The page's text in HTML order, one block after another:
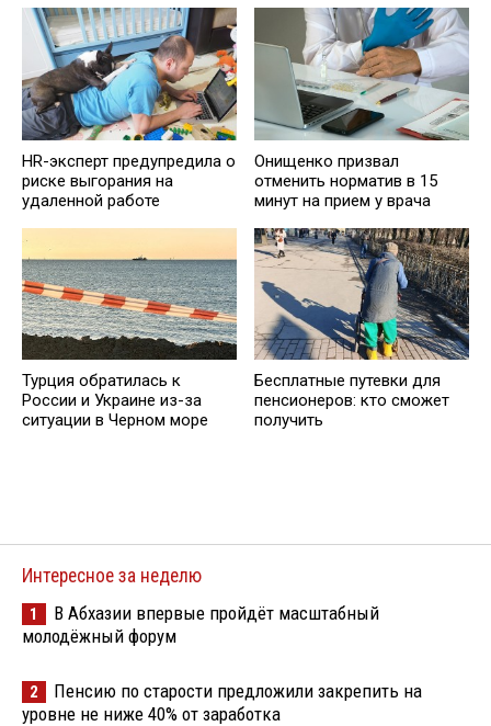
HR-эксперт предупредила о
риске выгорания на
удаленной работе
Онищенко призвал
отменить норматив в 15
минут на прием у врача
Турция обратилась к
России и Украине из-за
ситуации в Черном море
Бесплатные путевки для
пенсионеров: кто сможет
получить
Интересное за неделю
1
В Абхазии впервые пройдёт масштабный
молодёжный форум
2
Пенсию по старости предложили закрепить на
уровне не ниже 40% от заработка